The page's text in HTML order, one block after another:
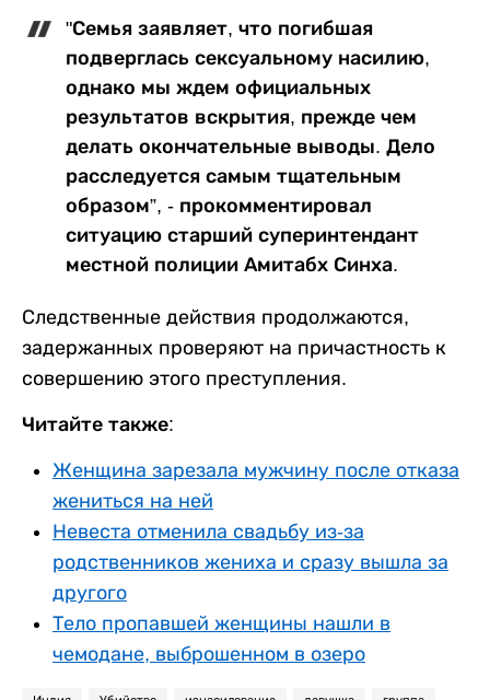
"Семья заявляет, что погибшая
подверглась сексуальному насилию,
однако мы ждем официальных
результатов вскрытия, прежде чем
делать окончательные выводы. Дело
расследуется самым тщательным
образом”, - прокомментировал
ситуацию старший суперинтендант
местной полиции Амитабх Синха.
Следственные действия продолжаются,
задержанных проверяют на причастность к
совершению этого преступления.
Читайте также:
Женщина зарезала мужчину после отказа
жениться на ней
Невеста отменила свадьбу из-за
родственников жениха и сразу вышла за
другого
Тело пропавшей женщины нашли в
чемодане, выброшенном в озеро